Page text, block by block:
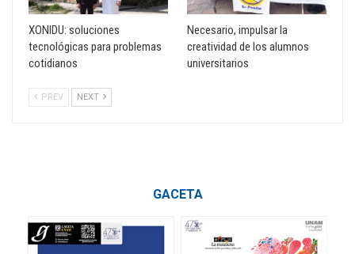
XONIDU: soluciones
tecnológicas para problemas
cotidianos
Necesario, impulsar la
creatividad de los alumnos
universitarios
PREV NEXT
GACETA